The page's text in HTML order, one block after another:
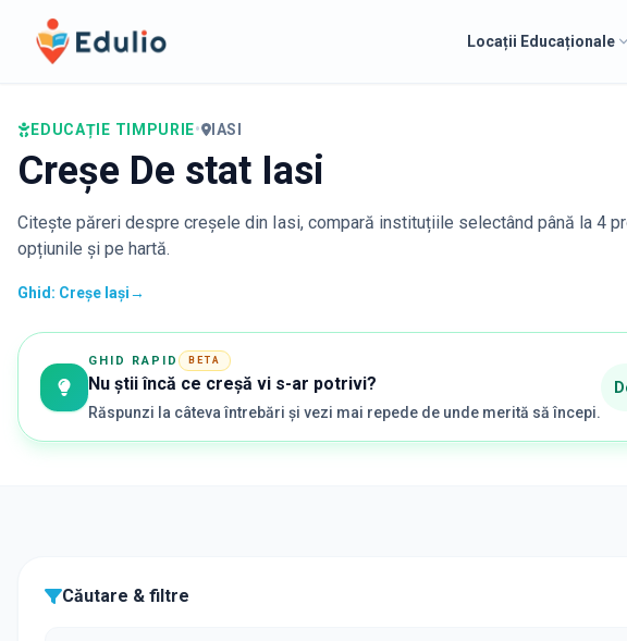
Edulio
Locații Educaționale
EDUCAȚIE TIMPURIE• IASI
Creșe De stat Iasi
Citește păreri despre creșele din Iasi, compară instituțiile selectând până la 4
opțiunile și pe hartă.
Ghid: Creșe Iași→
GHID RAPID BETA
Nu știi încă ce creșă vi s-ar potrivi?
Răspunzi la câteva întrebări și vezi mai repede de unde merită să începi.
Căutare & filtre